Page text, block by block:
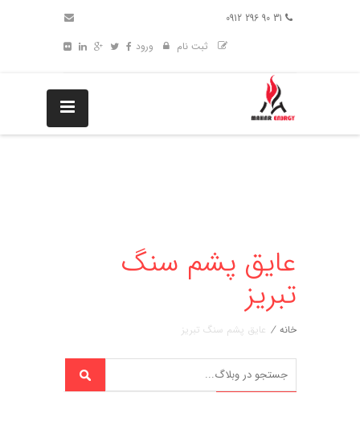
ثبت نام
ورود
عایق پشم سنگ
تبریز
خانه / عایق پشم سنگ تبریز